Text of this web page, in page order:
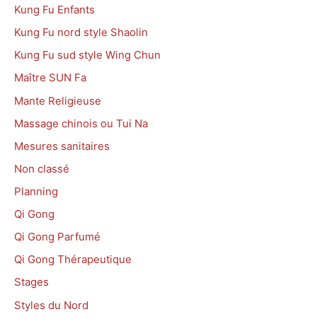
Kung Fu Enfants
Kung Fu nord style Shaolin
Kung Fu sud style Wing Chun
Maître SUN Fa
Mante Religieuse
Massage chinois ou Tui Na
Mesures sanitaires
Non classé
Planning
Qi Gong
Qi Gong Parfumé
Qi Gong Thérapeutique
Stages
Styles du Nord